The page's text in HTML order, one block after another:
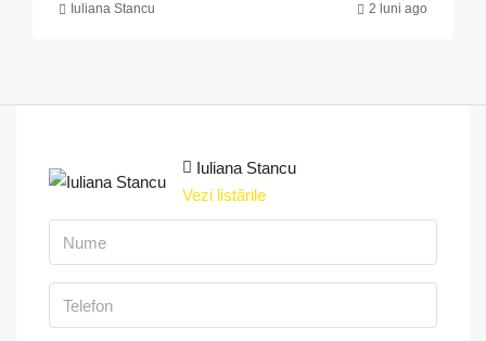
Iuliana Stancu 2 luni ago
Iuliana Stancu
Vezi listările